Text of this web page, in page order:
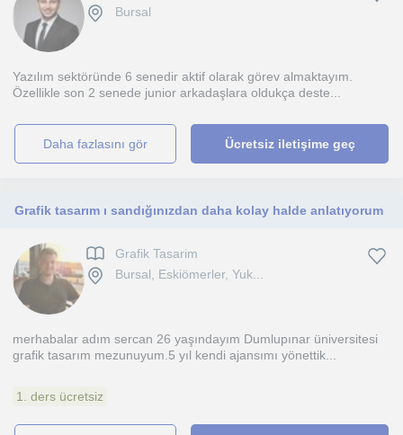
Bursal
Yazılım sektöründe 6 senedir aktif olarak görev almaktayım.
Özellikle son 2 senede junior arkadaşlara oldukça deste...
daha fazlasını gör Ücretsiz iletişime geç
Grafik tasarım ı sandığınızdan daha kolay halde anlatıyorum
Grafik Tasarim
Bursal, Eskiömerler, Yuk...
merhabalar adım sercan 26 yaşındayım Dumlupınar üniversitesi
grafik tasarım mezunuyum.5 yıl kendi ajansımı yönettik...
1. ders ücretsiz